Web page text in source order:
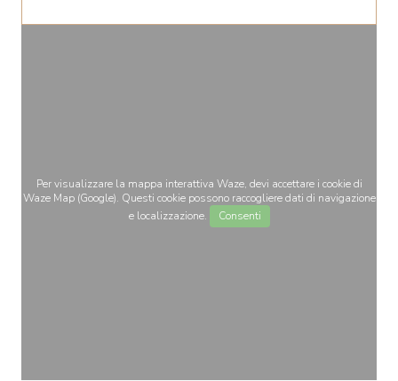
Per visualizzare la mappa interattiva Waze, devi accettare i cookie di
Waze Map (Google). Questi cookie possono raccogliere dati di navigazione
e localizzazione.
Consenti